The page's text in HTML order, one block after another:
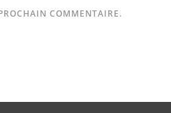
COMMENTAIRE.